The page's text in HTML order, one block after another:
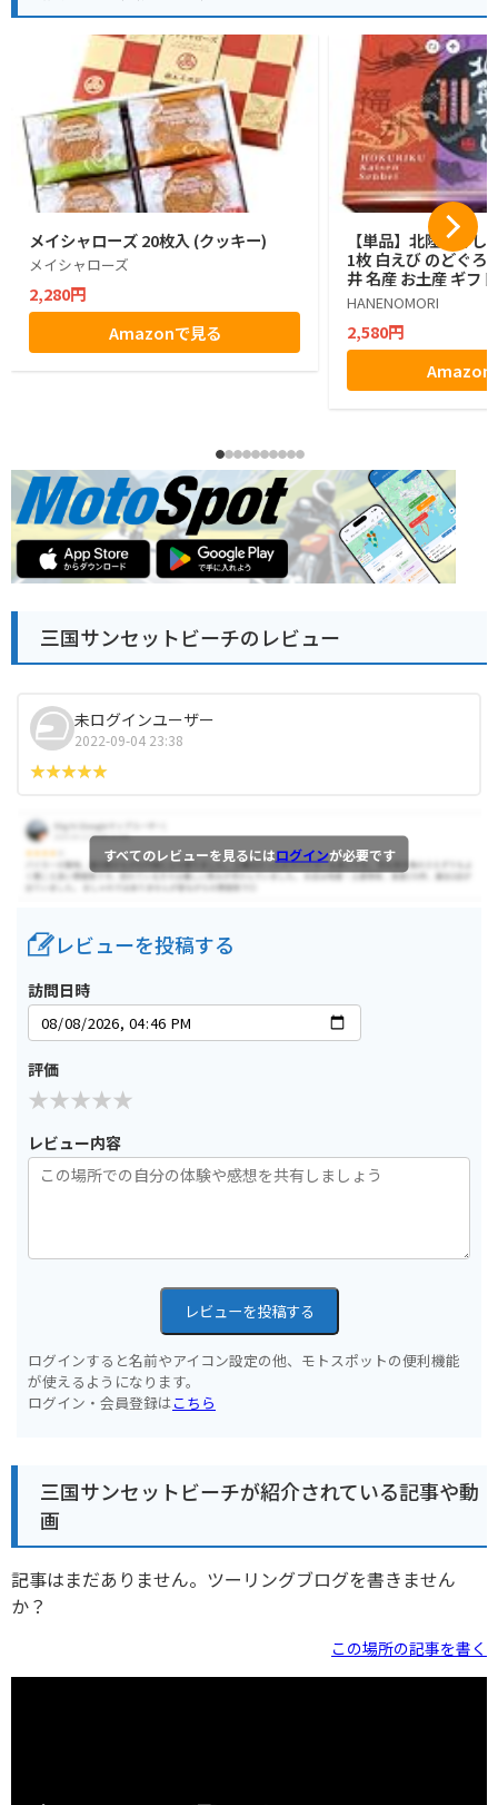
メイシャローズ 20枚入 (クッキー)
メイシャローズ
2,280円
Amazonで見る
【単品】北陸づくし
1枚 白えび のどぐろ
井 名産 お土産 ギフト
HANENOMORI
2,580円
Amazon
三国サンセットビーチのレビュー
未ログインユーザー
2022-09-04 23:38
すべてのレビューを見るにはログインが必要です
レビューを投稿する
訪問日時
評価
レビュー内容
レビューを投稿する
ログインすると名前やアイコン設定の他、モトスポットの便利機能
が使えるようになります。
ログイン・会員登録はこちら
三国サンセットビーチが紹介されている記事や動
画
記事はまだありません。ツーリングブログを書きません
か？
この場所の記事を書く